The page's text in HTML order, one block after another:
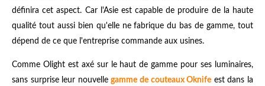
définira cet aspect. Car l'Asie est capable de produire de la haute
qualité tout aussi bien qu'elle ne fabrique du bas de gamme, tout
dépend de ce que l'entreprise commande aux usines.
Comme Olight est axé sur le haut de gamme pour ses luminaires,
sans surprise leur nouvellegamme de couteaux Oknife est dans la